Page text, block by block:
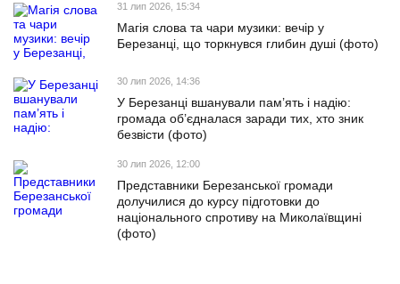
31 лип 2026, 15:34
Магія слова та чари музики: вечір у
Березанці, що торкнувся глибин душі (фото)
30 лип 2026, 14:36
У Березанці вшанували пам’ять і надію:
громада об’єдналася заради тих, хто зник
безвісти (фото)
30 лип 2026, 12:00
Представники Березанської громади
долучилися до курсу підготовки до
національного спротиву на Миколаївщині
(фото)